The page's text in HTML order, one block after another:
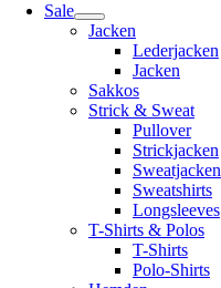
Sale
Jacken
Lederjacken
Jacken
Sakkos
Strick & Sweat
Pullover
Strickjacken
Sweatjacken
Sweatshirts
Longsleeves
T-Shirts & Polos
T-Shirts
Polo-Shirts